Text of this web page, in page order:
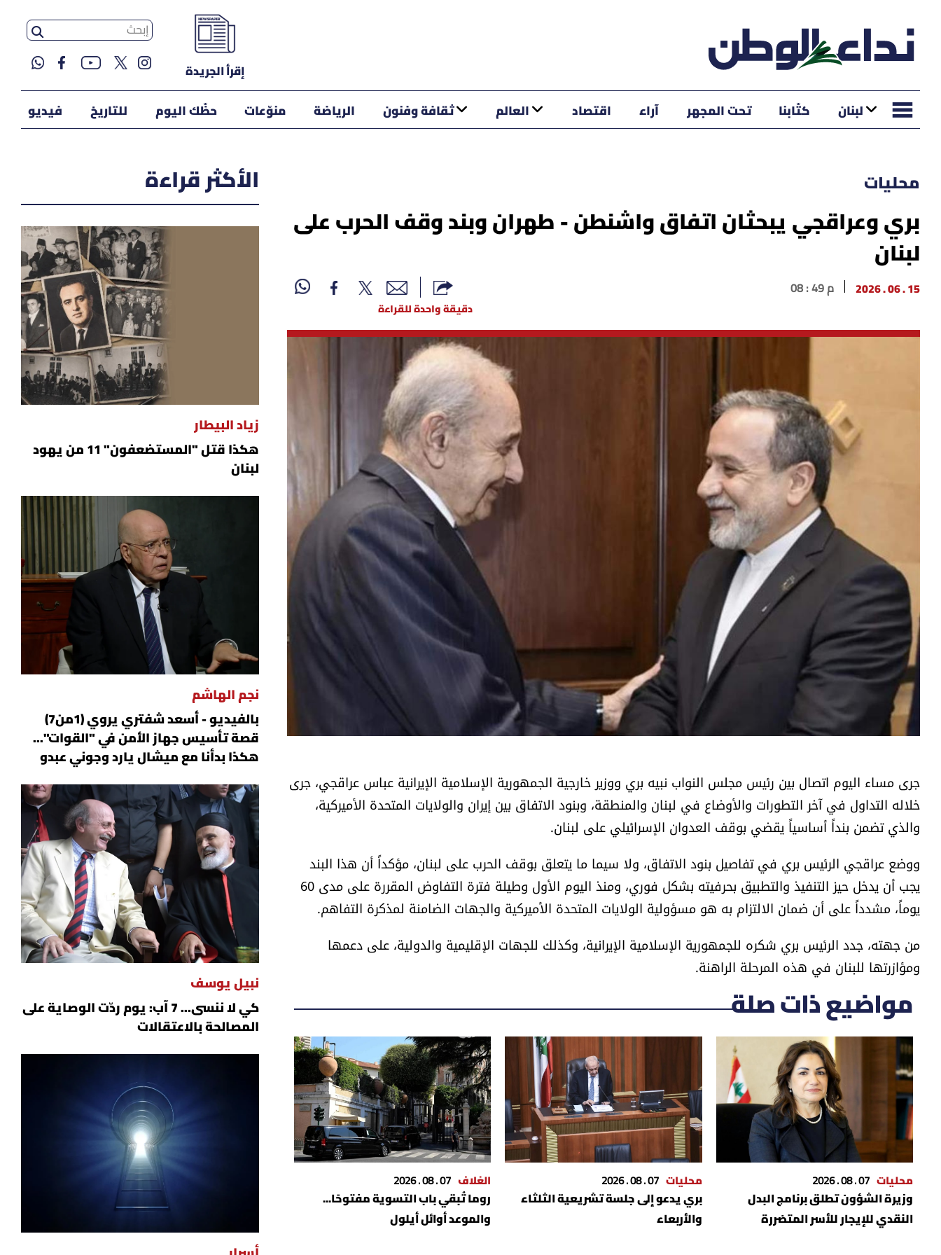
إقرأ الجريدة
لبنان كتّابنا تحت المجهر آراء اقتصاد العالم ثقافة وفنون الرياضة منوّعات حظّك اليوم للتاريخ فيديو
محليات
بري وعراقجي يبحثان اتفاق واشنطن - طهران وبند وقف الحرب على
لبنان
15 . 06 . 2026 08 : 49 م
دقيقة واحدة للقراءة
جرى مساء اليوم اتصال بين رئيس مجلس النواب نبيه بري ووزير خارجية الجمهورية الإسلامية الإيرانية عباس عراقجي، جرى
خلاله التداول في آخر التطورات والأوضاع في لبنان والمنطقة، وبنود الاتفاق بين إيران والولايات المتحدة الأميركية،
والذي تضمن بنداً أساسياً يقضي بوقف العدوان الإسرائيلي على لبنان.
ووضع عراقجي الرئيس بري في تفاصيل بنود الاتفاق، ولا سيما ما يتعلق بوقف الحرب على لبنان، مؤكداً أن هذا البند
يجب أن يدخل حيز التنفيذ والتطبيق بحرفيته بشكل فوري، ومنذ اليوم الأول وطيلة فترة التفاوض المقررة على مدى 60
يوماً، مشدداً على أن ضمان الالتزام به هو مسؤولية الولايات المتحدة الأميركية والجهات الضامنة لمذكرة التفاهم.
من جهته، جدد الرئيس بري شكره للجمهورية الإسلامية الإيرانية، وكذلك للجهات الإقليمية والدولية، على دعمها
ومؤازرتها للبنان في هذه المرحلة الراهنة.
مواضيع ذات صلة
محليات 07 . 08 . 2026
وزيرة الشؤون تطلق برنامج البدل
النقدي للإيجار للأسر المتضررة
محليات 07 . 08 . 2026
بري يدعو إلى جلسة تشريعية الثلثاء
والأربعاء
الغلاف 07 . 08 . 2026
روما تُبقي باب التسوية مفتوحًا...
والموعد أوائل أيلول
الأكثر قراءة
زياد البيطار
هكذا قتل "المستضعفون" 11 من يهود
لبنان
نجم الهاشم
بالفيديو - أسعد شفتري يروي (1من7)
قصة تأسيس جهاز الأمن في "القوات"...
هكذا بدأنا مع ميشال يارد وجوني عبدو
نبيل يوسف
كي لا ننسى... 7 آب: يوم ردّت الوصاية على
المصالحة بالاعتقالات